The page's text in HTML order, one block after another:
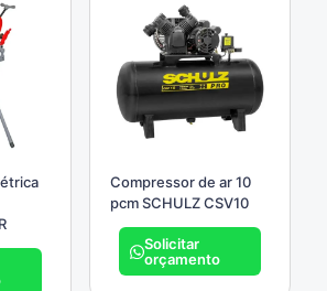
Compressor de ar 10
pcm SCHULZ CSV10
Solicitar
orçamento